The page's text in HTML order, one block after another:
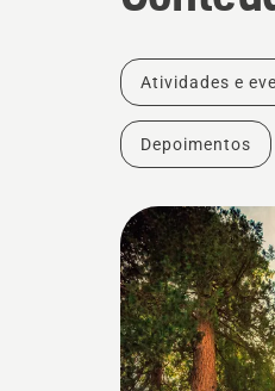
Atividades e
Depoimentos